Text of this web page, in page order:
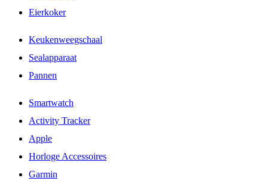
Eierkoker
Keukenweegschaal
Sealapparaat
Pannen
Smartwatch
Activity Tracker
Apple
Horloge Accessoires
Garmin